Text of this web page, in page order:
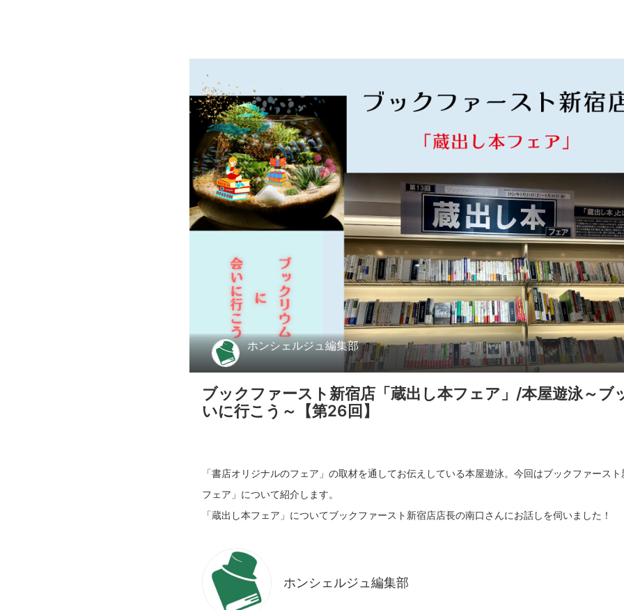
ホンシェルジュ編集部
ブックファースト新宿店「蔵出し本フェア」/本屋遊泳～ブ
いに行こう～【第26回】
「書店オリジナルのフェア」の取材を通してお伝えしている本屋遊泳。今回はブックファース
フェア」について紹介します。
ホンシェルジュ編集部